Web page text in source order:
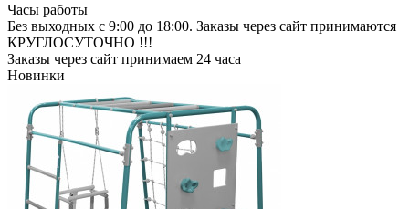
Часы работы
Без выходных с 9:00 до 18:00. Заказы через сайт принимаются
КРУГЛОСУТОЧНО !!!
Заказы через сайт принимаем 24 часа
Новинки